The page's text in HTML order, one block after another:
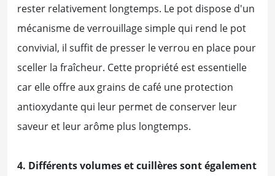
rester relativement longtemps. Le pot dispose d'un
mécanisme de verrouillage simple qui rend le pot
convivial, il suffit de presser le verrou en place pour
sceller la fraîcheur. Cette propriété est essentielle
car elle offre aux grains de café une protection
antioxydante qui leur permet de conserver leur
saveur et leur arôme plus longtemps.
4. Différents volumes et cuillères sont également